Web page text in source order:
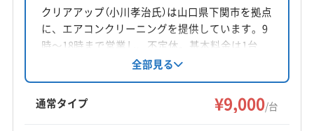
神奈川県相模原市南区相模大野5-27-18 2 F
対応地域
下関市 下松市
山口市
山陽小野田市 周南市 萩市 美祢市
防府市
柳井市
阿武郡阿武町
熊毛郡上関町
クリアアップ（小川孝治氏）は山口県下関市を拠点
に、エアコンクリーニングを提供しています。9
時〜18時まで営業し、不定休。基本料金は1台
9000円です。お掃除機能付きエアコンは5000円
の追加料金。土日祝日も対応しています。仕上
がりに不満がある場合は無料で追加対応。ハウ
スクリーニング士の資格を保有しています。
全部見る
通常タイプ ¥9,000/台